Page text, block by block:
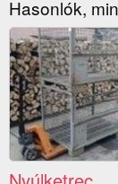
Hasonlók,